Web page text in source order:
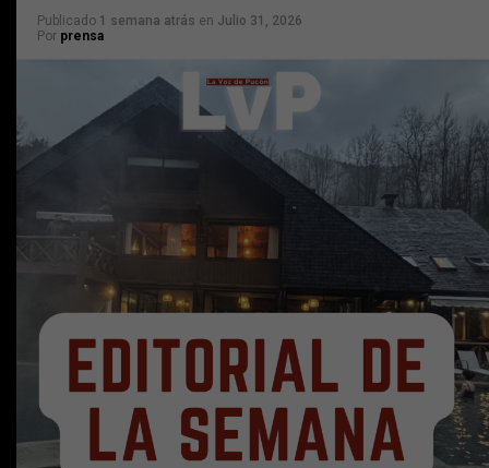
Publicado 1 semana atrás en Julio 31, 2026
Por prensa